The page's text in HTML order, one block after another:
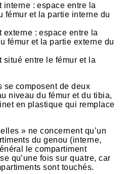
interne : espace entre la
fémur et la partie interne du
externe : espace entre la
fémur et la partie externe du
situé entre le fémur et la
se composent de deux
niveau du fémur et du tibia,
en plastique qui remplace
» ne concernent qu’un
du genou (interne,
le compartiment
qu’une fois sur quatre, car
sont touchés.